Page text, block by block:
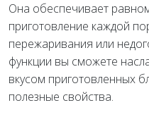
Она обеспечивает
приготовление каждой
пережаривания или
функции вы сможете
вкусом приготовленных
полезные свойства.